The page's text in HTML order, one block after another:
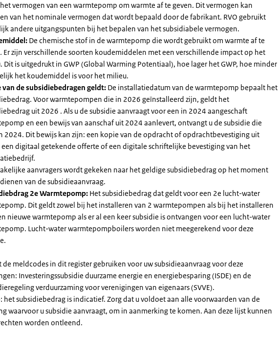
het vermogen van een warmtepomp om warmte af te geven. Dit vermogen kan
van het nominale vermogen dat wordt bepaald door de fabrikant. RVO gebruikt
andere uitgangspunten bij het bepalen van het subsidiabele vermogen.
De chemische stof in de warmtepomp die wordt gebruikt om warmte af te
Er zijn verschillende soorten koudemiddelen met een verschillende impact op het
Dit is uitgedrukt in GWP (Global Warming Potentiaal), hoe lager het GWP, hoe minder
het koudemiddel is voor het milieu.
van de subsidiebedragen geldt: De installatiedatum van de warmtepomp bepaalt het
Voor warmtepompen die in 2026 geïnstalleerd zijn, geldt het
uit 2026 . Als u de subsidie aanvraagt voor een in 2024 aangeschaft
en een bewijs van aanschaf uit 2024 aanlevert, ontvangt u de subsidie die
2024. Dit bewijs kan zijn: een kopie van de opdracht of opdrachtbevestiging uit
digitaal getekende offerte of een digitale schriftelijke bevestiging van het
aanvragers wordt gekeken naar het geldige subsidiebedrag op het moment
van de subsidieaanvraag.
2e Warmtepomp: Het subsidiebedrag dat geldt voor een 2e lucht-water
Dit geldt zowel bij het installeren van 2 warmtepompen als bij het installeren
nieuwe warmtepomp als er al een keer subsidie is ontvangen voor een lucht-water
Lucht-water warmtepompboilers worden niet meegerekend voor deze
de meldcodes in dit register gebruiken voor uw subsidieaanvraag voor deze
Investeringssubsidie duurzame energie en energiebesparing (ISDE) en de
verduurzaming voor verenigingen van eigenaars (SVVE).
het subsidiebedrag is indicatief. Zorg dat u voldoet aan alle voorwaarden van de
waarvoor u subsidie aanvraagt, om in aanmerking te komen. Aan deze lijst kunnen
worden ontleend.